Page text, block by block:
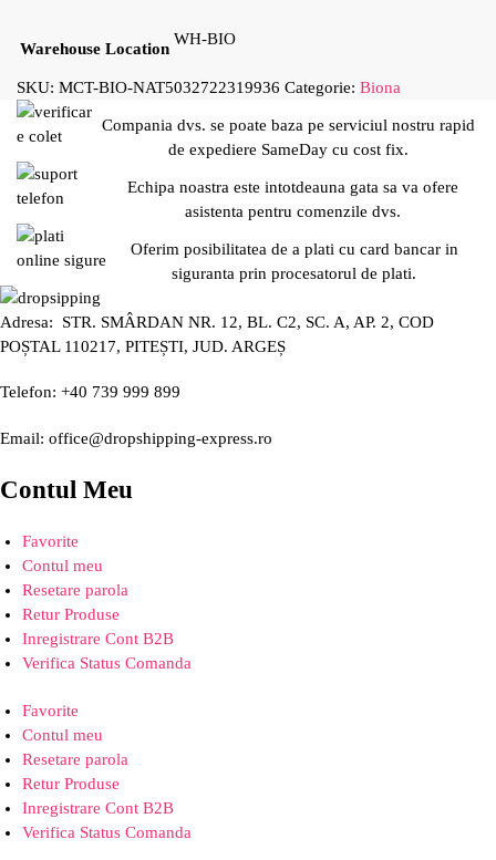
Warehouse Location
WH-BIO
SKU: MCT-BIO-NAT5032722319936 Categorie: Biona
Compania dvs. se poate baza pe serviciul nostru rapid
de expediere SameDay cu cost fix.
Echipa noastra este intotdeauna gata sa va ofere
asistenta pentru comenzile dvs.
Oferim posibilitatea de a plati cu card bancar in
siguranta prin procesatorul de plati.
Adresa: STR. SMÂRDAN NR. 12, BL. C2, SC. A, AP. 2, COD
POȘTAL 110217, PITEȘTI, JUD. ARGEȘ
Telefon: +40 739 999 899
Email: office@dropshipping-express.ro
Contul Meu
Favorite
Contul meu
Resetare parola
Retur Produse
Inregistrare Cont B2B
Verifica Status Comanda
Favorite
Contul meu
Resetare parola
Retur Produse
Inregistrare Cont B2B
Verifica Status Comanda